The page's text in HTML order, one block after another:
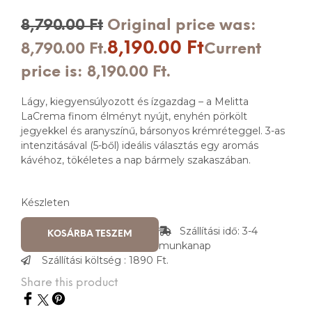
8,790.00Ft Original price was:
8,790.00 Ft.8,190.00 FtCurrent
price is: 8,190.00 Ft.
Lágy, kiegyensúlyozott és ízgazdag – a Melitta
LaCrema finom élményt nyújt, enyhén pörkölt
jegyekkel és aranyszínű, bársonyos krémréteggel. 3-as
intenzitásával (5-ből) ideális választás egy aromás
kávéhoz, tökéletes a nap bármely szakaszában.
Készleten
KOSÁRBA TESZEM
Szállítási idő: 3-4
munkanap
Szállítási költség : 1890 Ft.
Share this product